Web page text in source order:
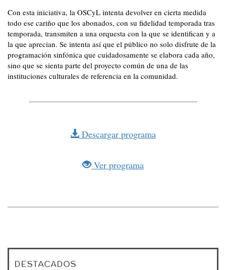
Con esta iniciativa, la OSCyL intenta devolver en cierta medida
todo ese cariño que los abonados, con su fidelidad temporada tras
temporada, transmiten a una orquesta con la que se identifican y a
la que aprecian. Se intenta así que el público no solo disfrute de la
programación sinfónica que cuidadosamente se elabora cada año,
sino que se sienta parte del proyecto común de una de las
instituciones culturales de referencia en la comunidad.
Descargar programa
Ver programa
DESTACADOS